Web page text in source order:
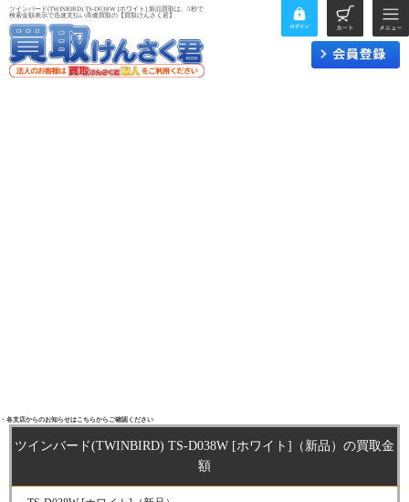
ツインバード(TWINBIRD) TS-D038W [ホワイト] 新品買取は、5秒で
検索金額表示で迅速支払い高価買取の【買取けんさく君】
・各支店からのお知らせはこちらからご確認ください
ツインバード(TWINBIRD) TS-D038W [ホワイト]（新品）の買取金
額